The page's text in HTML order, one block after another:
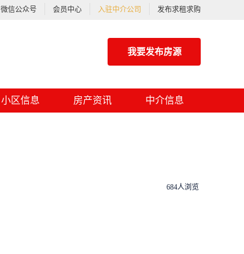
微信公众号 会员中心 入驻中介公司 发布求租求购
我要发布房源
小区信息 房产资讯 中介信息
684人浏览